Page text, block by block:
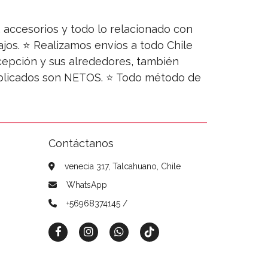
accesorios y todo lo relacionado con
⭐ Realizamos envíos a todo Chile
y sus alrededores, también
son NETOS. ⭐ Todo método de
Contáctanos
venecia 317, Talcahuano, Chile
WhatsApp
+56968374145 /